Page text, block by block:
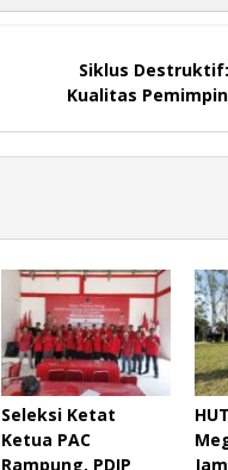
Siklus
Kualitas
Seleksi Ketat
Ketua PAC
Rampung, PDIP